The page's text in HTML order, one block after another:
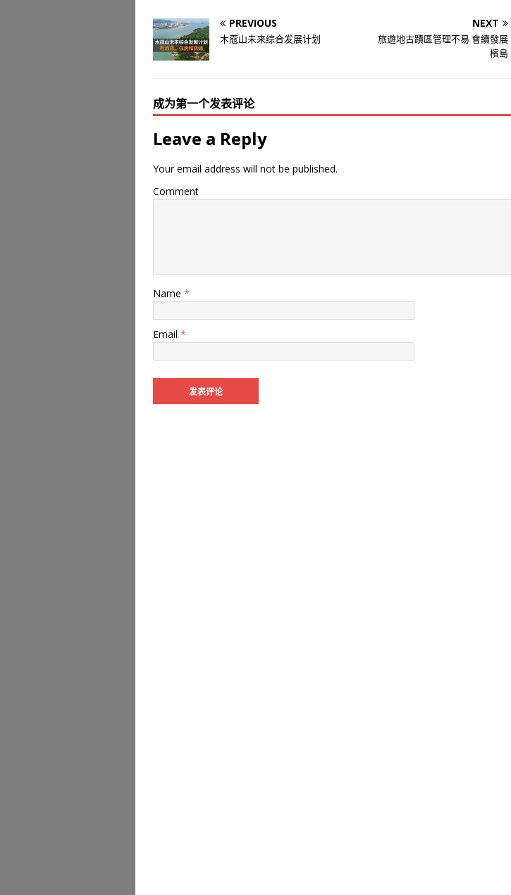
PREVIOUS
木蔻山未来综合发展计划
NEXT
旅遊地古蹟區管理不易 會續發展
檳島
成为第一个发表评论
Leave a Reply
Your email address will not be published.
Comment
Name *
Email *